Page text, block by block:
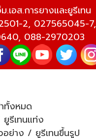
.เอส.การยางและยูรีเทน
2, 027565045-7,
, 088-2970203
ทั้งหมด
รีเทนแท่ง
อย่าง / ยูรีเทนขึ้นรูป